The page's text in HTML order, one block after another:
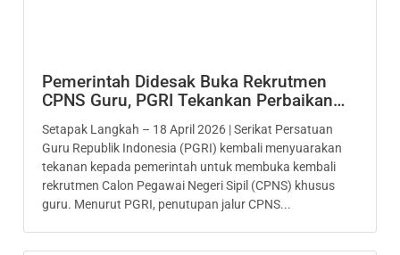
Pemerintah Didesak Buka Rekrutmen
CPNS Guru, PGRI Tekankan Perbaikan…
Setapak Langkah – 18 April 2026 | Serikat Persatuan
Guru Republik Indonesia (PGRI) kembali menyuarakan
tekanan kepada pemerintah untuk membuka kembali
rekrutmen Calon Pegawai Negeri Sipil (CPNS) khusus
guru. Menurut PGRI, penutupan jalur CPNS...